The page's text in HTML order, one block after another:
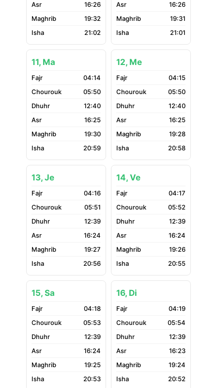
16:26
19:32
21:02
16:26
19:31
21:01
11, Ma
04:14
05:50
12:40
16:25
19:30
20:59
12, Me
04:15
05:50
12:40
16:25
19:28
20:58
13, Je
04:16
05:51
12:39
16:24
19:27
20:56
14, Ve
04:17
05:52
12:39
16:24
19:26
20:55
15, Sa
04:18
05:53
12:39
16:24
19:25
20:53
16, Di
04:19
05:54
12:39
16:23
19:24
20:52